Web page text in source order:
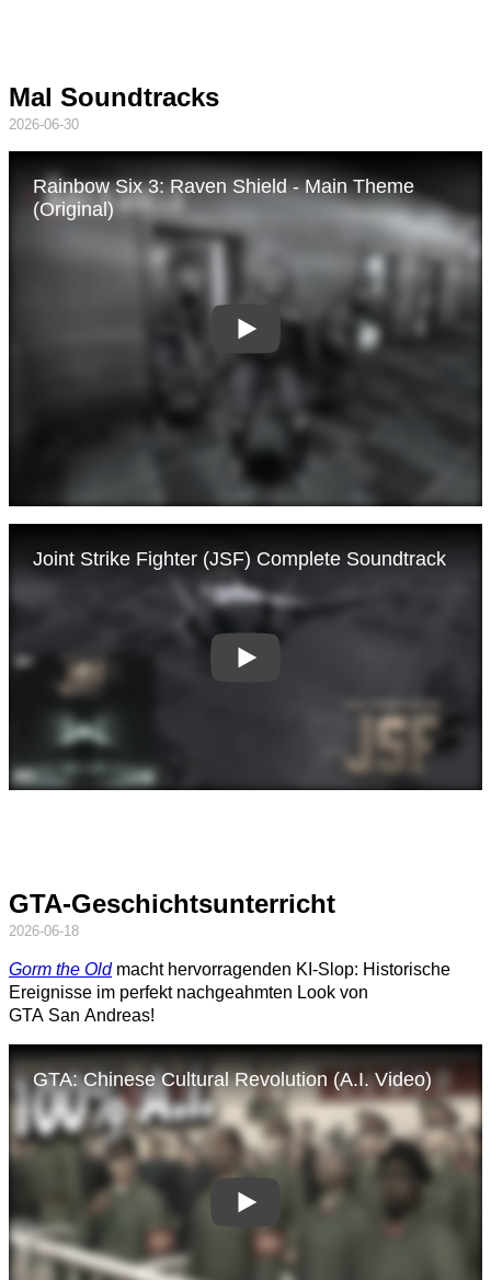
Mal Soundtracks
2026-06-30
GTA-Geschichtsunterricht
2026-06-18
Gorm the Old macht hervorragenden KI-Slop: Historische
Ereignisse im perfekt nachgeahmten Look von
GTA San Andreas!